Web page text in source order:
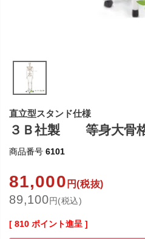
直立型スタンド仕様
３Ｂ社製 等身大骨
商品番号 6101
81,000 円(税抜)
89,100円(税込)
[ 810 ポイント進呈 ]